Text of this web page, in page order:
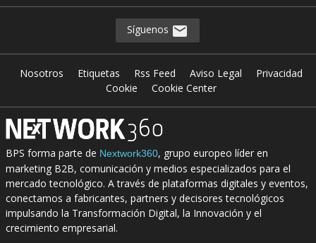
Síguenos
Nosotros Etiquetas Rss Feed Aviso Legal
Privacidad
Cookie
Cookie Center
BPS forma parte de Nextwork360, grupo europeo líder en
marketing B2B, comunicación y medios especializados para el
mercado tecnológico. A través de plataformas digitales y eventos,
conectamos a fabricantes, partners y decisores tecnológicos
impulsando la Transformación Digital, la Innovación y el
crecimiento empresarial.